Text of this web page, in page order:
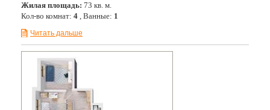
Жилая площадь: 73 кв. м.
Кол-во комнат: 4 , Ванные: 1
Читать дальше